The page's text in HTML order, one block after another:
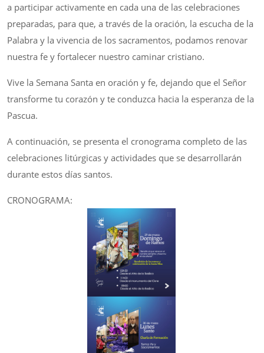
a participar activamente en cada una de las celebraciones
preparadas, para que, a través de la oración, la escucha de la
Palabra y la vivencia de los sacramentos, podamos renovar
nuestra fe y fortalecer nuestro caminar cristiano.
Vive la Semana Santa en oración y fe, dejando que el Señor
transforme tu corazón y te conduzca hacia la esperanza de la
Pascua.
A continuación, se presenta el cronograma completo de las
celebraciones litúrgicas y actividades que se desarrollarán
durante estos días santos.
CRONOGRAMA: